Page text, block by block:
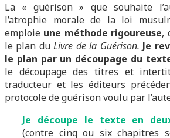
La « guérison » que souhaite
l’atrophie morale de la loi
emploie une méthode rigoureuse,
le plan duLivre de la Guérison. Je
le plan par un découpage du
le découpage des titres et
traducteur et les éditeurs
protocole de guérison voulu par
Je découpe le texte en
(contre cinq ou six chapitres